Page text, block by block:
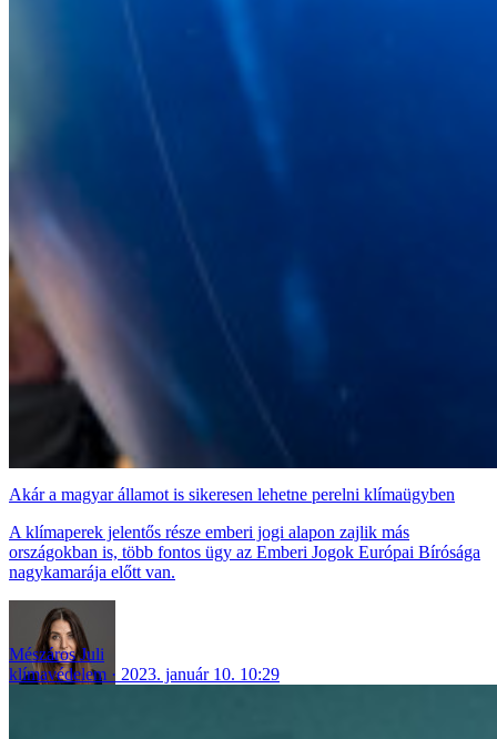
Akár a magyar államot is sikeresen lehetne perelni klímaügyben
A klímaperek jelentős része emberi jogi alapon zajlik más
országokban is, több fontos ügy az Emberi Jogok Európai Bírósága
nagykamarája előtt van.
Mészáros Juli
klímavédelem
2023. január 10. 10:29